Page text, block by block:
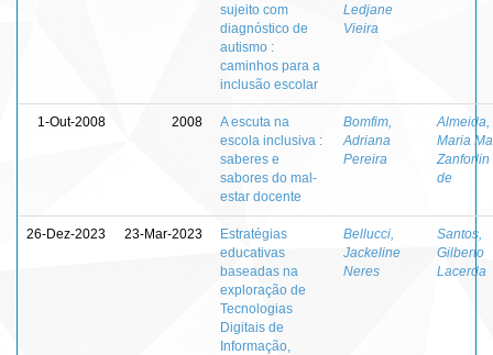
sujeito com
diagnóstico de
autismo :
caminhos para a
inclusão escolar
Ledjane
Vieira
1-Out-2008 2008
A escuta na
escola inclusiva :
saberes e
sabores do mal-
estar docente
Bomfim,
Adriana
Pereira
Almeida,
Maria
Zanforlin
de
26-Dez-2023 23-Mar-2023
Estratégias
educativas
baseadas na
exploração de
Tecnologias
Digitais de
Informação,
Bellucci,
Jackeline
Neres
Santos,
Gilberto
Lacerda